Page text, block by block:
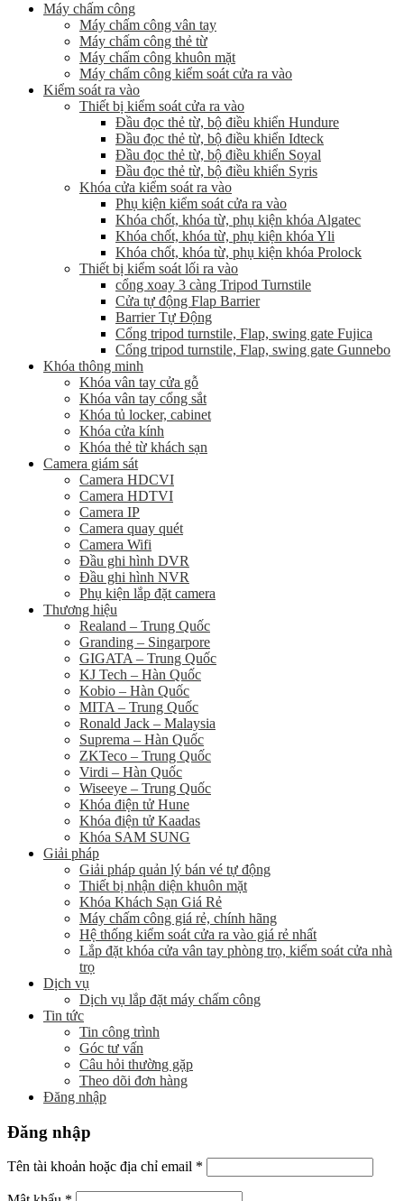
Máy chấm công
Máy chấm công vân tay
Máy chấm công thẻ từ
Máy chấm công khuôn mặt
Máy chấm công kiểm soát cửa ra vào
Kiểm soát ra vào
Thiết bị kiểm soát cửa ra vào
Đầu đọc thẻ từ, bộ điều khiển Hundure
Đầu đọc thẻ từ, bộ điều khiển Idteck
Đầu đọc thẻ từ, bộ điều khiển Soyal
Đầu đọc thẻ từ, bộ điều khiển Syris
Khóa cửa kiểm soát ra vào
Phụ kiện kiểm soát cửa ra vào
Khóa chốt, khóa từ, phụ kiện khóa Algatec
Khóa chốt, khóa từ, phụ kiện khóa Yli
Khóa chốt, khóa từ, phụ kiện khóa Prolock
Thiết bị kiểm soát lối ra vào
cổng xoay 3 càng Tripod Turnstile
Cửa tự động Flap Barrier
Barrier Tự Động
Cổng tripod turnstile, Flap, swing gate Fujica
Cổng tripod turnstile, Flap, swing gate Gunnebo
Khóa thông minh
Khóa vân tay cửa gỗ
Khóa vân tay cổng sắt
Khóa tủ locker, cabinet
Khóa cửa kính
Khóa thẻ từ khách sạn
Camera giám sát
Camera HDCVI
Camera HDTVI
Camera IP
Camera quay quét
Camera Wifi
Đầu ghi hình DVR
Đầu ghi hình NVR
Phụ kiện lắp đặt camera
Thương hiệu
Realand – Trung Quốc
Granding – Singarpore
GIGATA – Trung Quốc
KJ Tech – Hàn Quốc
Kobio – Hàn Quốc
MITA – Trung Quốc
Ronald Jack – Malaysia
Suprema – Hàn Quốc
ZKTeco – Trung Quốc
Virdi – Hàn Quốc
Wiseeye – Trung Quốc
Khóa điện tử Hune
Khóa điện tử Kaadas
Khóa SAM SUNG
Giải pháp
Giải pháp quản lý bán vé tự động
Thiết bị nhận diện khuôn mặt
Khóa Khách Sạn Giá Rẻ
Máy chấm công giá rẻ, chính hãng
Hệ thống kiểm soát cửa ra vào giá rẻ nhất
Lắp đặt khóa cửa vân tay phòng trọ, kiểm soát cửa nhà
trọ
Dịch vụ
Dịch vụ lắp đặt máy chấm công
Tin tức
Tin công trình
Góc tư vấn
Câu hỏi thường gặp
Theo dõi đơn hàng
Đăng nhập
Đăng nhập
Tên tài khoản hoặc địa chỉ email *